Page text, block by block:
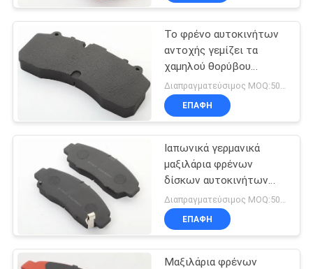
ΓΎΡΟΣ
ΕΡΓΟΣΤΑΣΊΩΝ
ΠΟΙΟΤΙΚΌΣ
ΕΛΆΤΕ
ΜΕ
Το φρένο αυτοκινήτων
αντοχής γεμίζει τα
χαμηλού θορύβου
μαξιλάρια και τους
δίσκους φρένων
ΕΠΑΦΉ
Ιαπωνικά γερμανικά
μαξιλάρια φρένων
δίσκων αυτοκινήτων
απόδοσης μαξιλαριών
φρένων αυτοκινήτων
οπίσθια
ΕΠΑΦΉ
Μαξιλάρια φρένων